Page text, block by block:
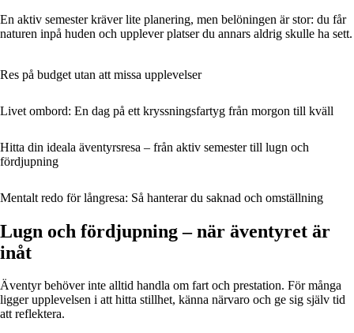
En aktiv semester kräver lite planering, men belöningen är stor: du får
naturen inpå huden och upplever platser du annars aldrig skulle ha sett.
Res på budget utan att missa upplevelser
Livet ombord: En dag på ett kryssningsfartyg från morgon till kväll
Hitta din ideala äventyrsresa – från aktiv semester till lugn och
fördjupning
Mentalt redo för långresa: Så hanterar du saknad och omställning
Lugn och fördjupning – när äventyret är
inåt
Äventyr behöver inte alltid handla om fart och prestation. För många
ligger upplevelsen i att hitta stillhet, känna närvaro och ge sig själv tid
att reflektera.